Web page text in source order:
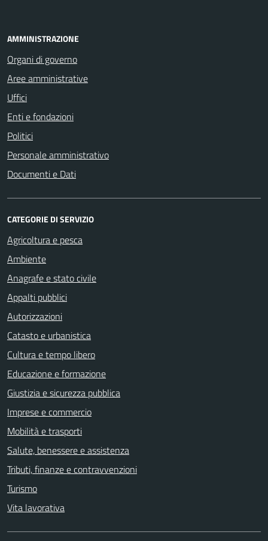
AMMINISTRAZIONE
Organi di governo
Aree amministrative
Uffici
Enti e fondazioni
Politici
Personale amministrativo
Documenti e Dati
CATEGORIE DI SERVIZIO
Agricoltura e pesca
Ambiente
Anagrafe e stato civile
Appalti pubblici
Autorizzazioni
Catasto e urbanistica
Cultura e tempo libero
Educazione e formazione
Giustizia e sicurezza pubblica
Imprese e commercio
Mobilità e trasporti
Salute, benessere e assistenza
Tributi, finanze e contravvenzioni
Turismo
Vita lavorativa